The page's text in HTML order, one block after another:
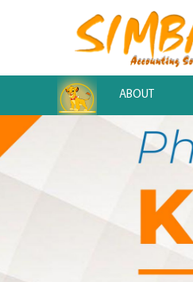
. ABOUT